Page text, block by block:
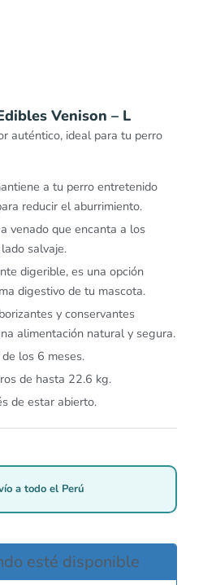
Venison – L
auténtico, ideal para tu perro
a tu perro entretenido
reducir el aburrimiento.
venado que encanta a los
salvaje.
digerible, es una opción
digestivo de tu mascota.
y conservantes
alimentación natural y segura.
los 6 meses.
de hasta 22.6 kg.
de estar abierto.
a todo el Perú
esté disponible